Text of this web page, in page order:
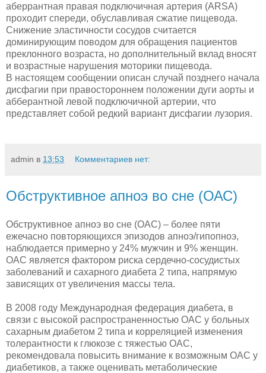
аберрантная правая подключичная артерия (ARSA)
проходит спереди, обуславливая сжатие пищевода.
Снижение эластичности сосудов считается
доминирующим поводом для обращения пациентов
преклонного возраста, но дополнительный вклад вносят
и возрастные нарушения моторики пищевода.
В настоящем сообщении описан случай позднего начала
дисфагии при правостороннем положении дуги аорты и
абберантной левой подключичной артерии, что
представляет собой редкий вариант дисфагии лузория.
admin в 13:53 Комментариев нет:
Обструктивное апноэ во сне (ОАС)
Обструктивное апноэ во сне (ОАС) – более пяти
ежечасно повторяющихся эпизодов апноэ/гипопноэ,
наблюдается примерно у 24% мужчин и 9% женщин.
ОАС является фактором риска сердечно-сосудистых
заболеваний и сахарного диабета 2 типа, напрямую
зависящих от увеличения массы тела.
В 2008 году Международная федерация диабета, в
связи с высокой распространенностью ОАС у больных
сахарным диабетом 2 типа и корреляцией изменения
толерантности к глюкозе с тяжестью ОАС,
рекомендовала повысить внимание к возможным ОАС у
диабетиков, а также оценивать метаболические